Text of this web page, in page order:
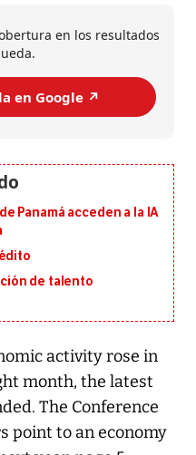
en los resultados
en Google ↗️
Panamá acceden a la IA
de talento
activity rose in
month, the latest
The Conference
point to an economy